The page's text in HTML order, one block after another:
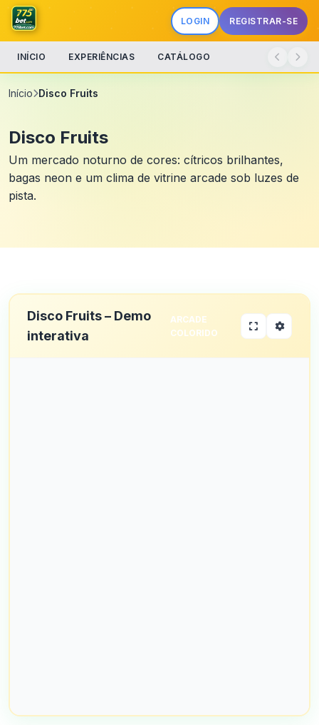
LOGIN REGISTRAR-SE
INÍCIO EXPERIÊNCIAS CATÁLOGO
Início Disco Fruits
Disco Fruits
Um mercado noturno de cores: cítricos brilhantes,
bagas neon e um clima de vitrine arcade sob luzes de
pista.
Disco Fruits – Demo
interativa
ARCADE
COLORIDO